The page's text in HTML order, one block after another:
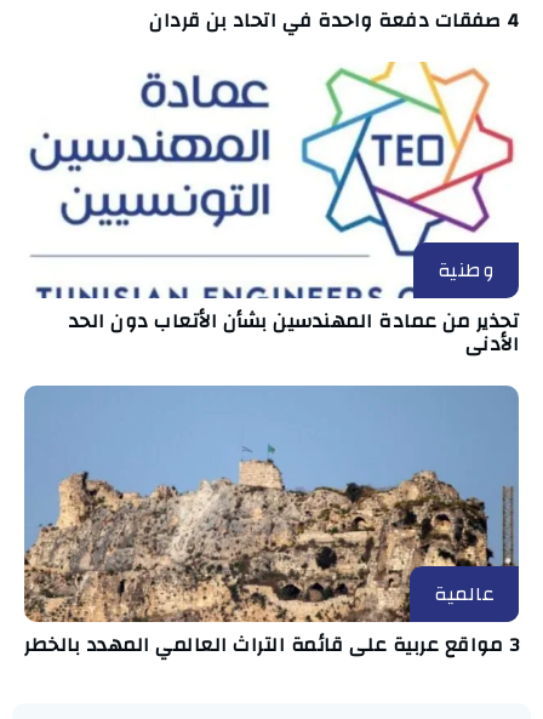
4 صفقات دفعة واحدة في اتحاد بن قردان
وطنية
تحذير من عمادة المهندسين بشأن الأتعاب دون الحد
الأدنى
عالمية
3 مواقع عربية على قائمة التراث العالمي المهدد بالخطر